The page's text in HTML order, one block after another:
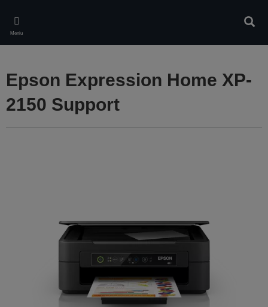
main
content
Meniu
Epson Expression Home XP-
2150 Support